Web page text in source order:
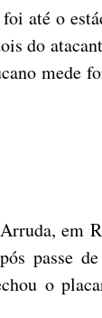
até o
do
em
passe
o